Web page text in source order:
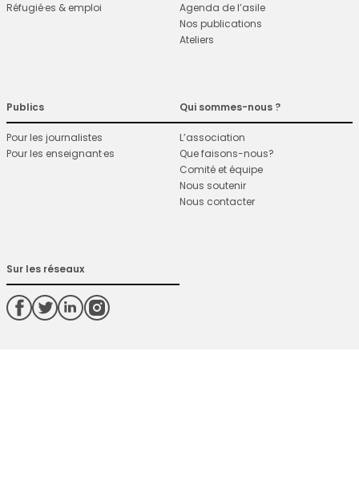
Réfugié·es & emploi
Agenda de l’asile
Nos publications
Ateliers
Publics
Pour les journalistes
Pour les enseignant·es
Qui sommes-nous ?
L’association
Que faisons-nous?
Comité et équipe
Nous soutenir
Nous contacter
Sur les réseaux